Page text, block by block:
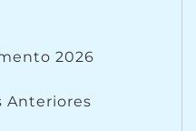
2026
Anteriores